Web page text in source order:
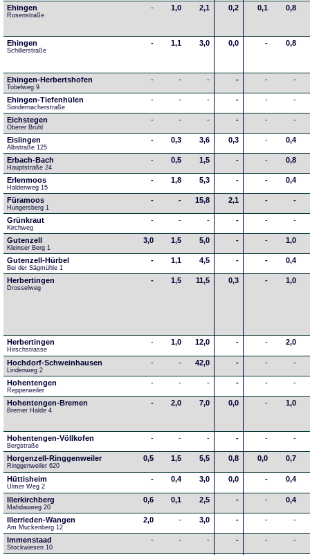
Ehingen
Rosenstraße
- 1,0 2,1 0,2 0,1 0,8
Ehingen
Schillerstraße
- 1,1 3,0 0,0 - 0,8
Ehingen-Herbertshofen
Tobelweg 9
- - - - - -
Ehingen-Tiefenhülen
Sondernacherstraße
- - - - - -
Eichstegen
Oberer Brühl
- - - - - -
Eislingen
Albstraße 125
- 0,3 3,6 0,3 - 0,4
Erbach-Bach
Hauptstraße 24
- 0,5 1,5 - - 0,8
Erlenmoos
Haldenweg 15
- 1,8 5,3 - - 0,4
Füramoos
Hungersberg 1
- - 15,8 2,1 - -
Grünkraut
Kirchweg
- - - - - -
Gutenzell
Kleinser Berg 1
3,0 1,5 5,0 - - 1,0
Gutenzell-Hürbel
Bei der Sägmühle 1
- 1,1 4,5 - - 0,4
Herbertingen
Drosselweg
- 1,5 11,5 0,3 - 1,0
Herbertingen
Hirschstrasse
- 1,0 12,0 - - 2,0
Hochdorf-Schweinhausen
Lindenweg 2
- - 42,0 - - -
Hohentengen
Repperweiler
- - - - - -
Hohentengen-Bremen
Bremer Halde 4
- 2,0 7,0 0,0 - 1,0
Hohentengen-Völlkofen
Bergstraße
- - - - - -
Horgenzell-Ringgenweiler
Ringgenweiler 620
0,5 1,5 5,5 0,8 0,0 0,7
Hüttisheim
Ulmer Weg 2
- 0,4 3,0 0,0 - 0,4
Illerkirchberg
Mahdauweg 20
0,6 0,1 2,5 - - 0,4
Illerrieden-Wangen
Am Muckenberg 12
2,0 - 3,0 - - -
Immenstaad
Stockwiesen 10
- - - - - -